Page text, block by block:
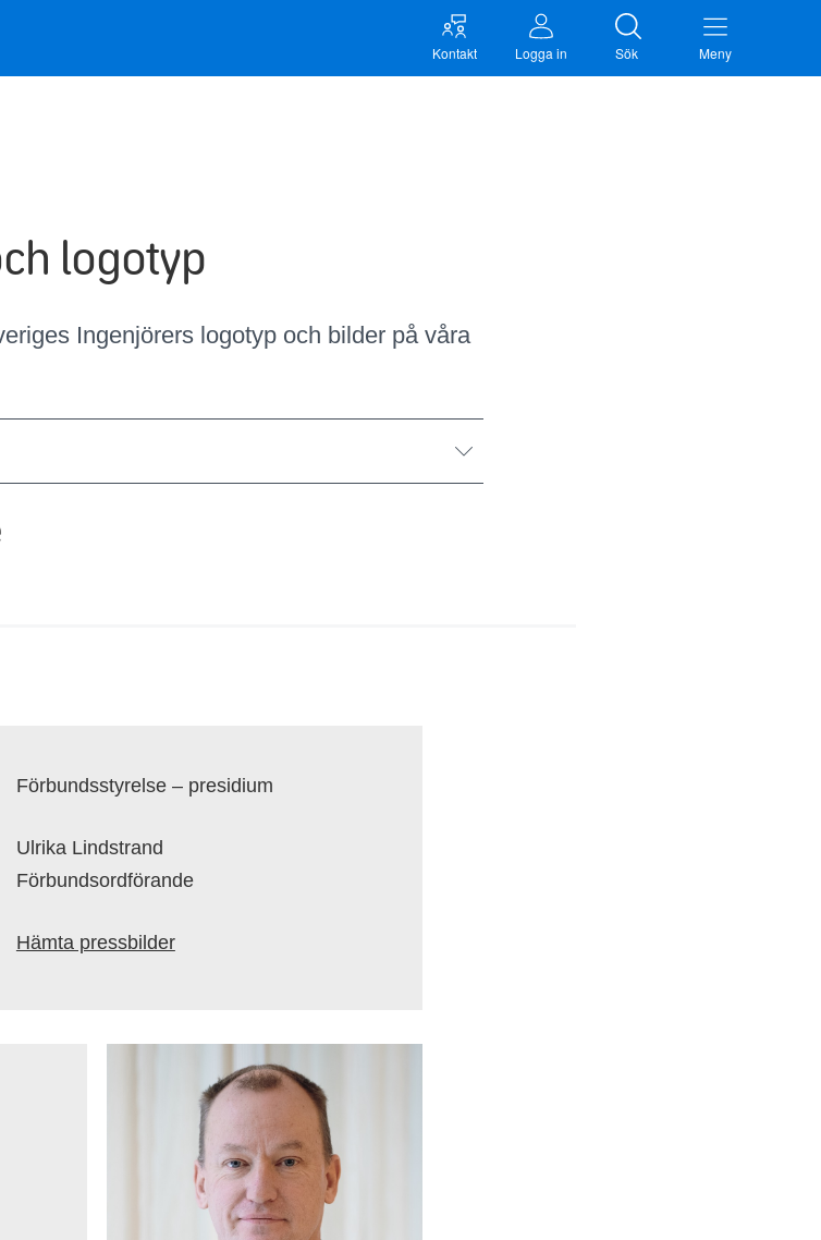
Kontakt Logga in Sök Meny
logotyp
Ingenjörers logotyp och bilder på våra
Förbundsstyrelse – presidium
Ulrika Lindstrand
Förbundsordförande
Hämta pressbilder